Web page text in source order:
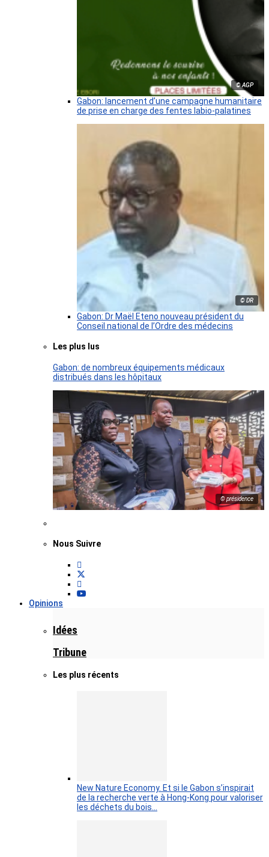
© AGP
Gabon: lancement d’une campagne humanitaire
de prise en charge des fentes labio-palatines
© DR
Gabon: Dr Maël Eteno nouveau président du
Conseil national de l’Ordre des médecins
Les plus lus
Gabon: de nombreux équipements médicaux
distribués dans les hôpitaux
© présidence
Nous Suivre
Opinions
Idées
Tribune
Les plus récents
New Nature Economy. Et si le Gabon s’inspirait
de la recherche verte à Hong-Kong pour valoriser
les déchets du bois…